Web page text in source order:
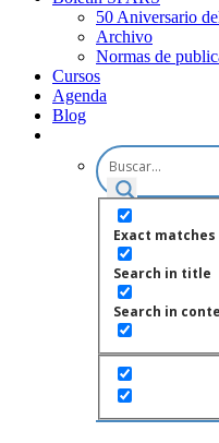
50 Aniversario
Archivo
Normas de
Cursos
Agenda
Blog
Exact
Search in title
Search in